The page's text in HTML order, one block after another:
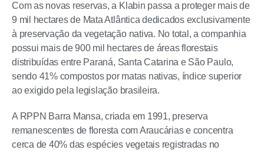
Com as novas reservas, a Klabin passa a proteger mais de
9 mil hectares de Mata Atlântica dedicados exclusivamente
à preservação da vegetação nativa. No total, a companhia
possui mais de 900 mil hectares de áreas florestais
distribuídas entre Paraná, Santa Catarina e São Paulo,
sendo 41% compostos por matas nativas, índice superior
ao exigido pela legislação brasileira.
A RPPN Barra Mansa, criada em 1991, preserva
remanescentes de floresta com Araucárias e concentra
cerca de 40% das espécies vegetais registradas no